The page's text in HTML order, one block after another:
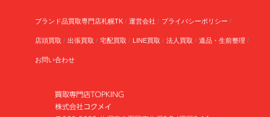
ブランド品買取専門店札幌TK 運営会社 プライバシーポリシー
店頭買取 出張買取 宅配買取 LINE買取 法人買取 遺品・生前整理
お問い合わせ